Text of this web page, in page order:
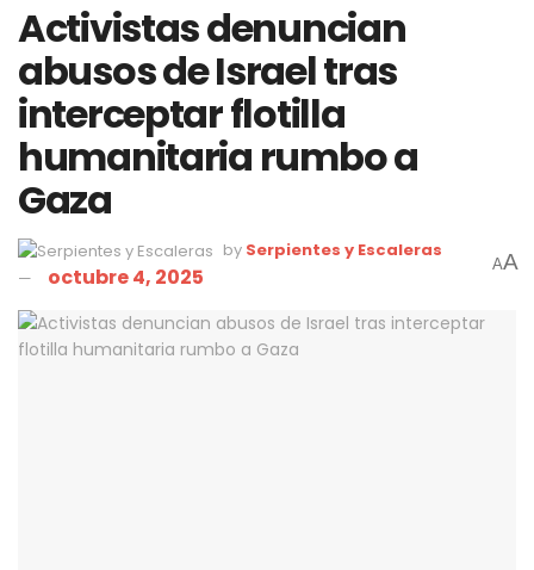
Activistas denuncian
abusos de Israel tras
interceptar flotilla
humanitaria rumbo a
Gaza
by Serpientes y Escaleras
octubre 4, 2025 AA